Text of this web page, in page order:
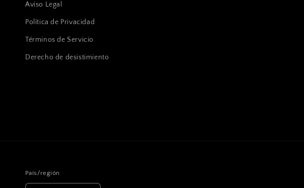
Aviso Legal
Política de Privacidad
Términos de Servicio
Derecho de desistimiento
País/región